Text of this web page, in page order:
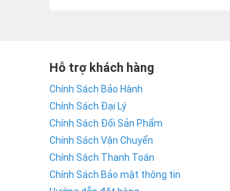
Hỗ trợ khách hàng
Chính Sách Bảo Hành
Chính Sách Đại Lý
Chính Sách Đổi Sản Phẩm
Chính Sách Vận Chuyển
Chính Sách Thanh Toán
Chính Sách Bảo mật thông tin